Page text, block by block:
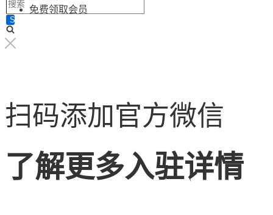
免费领取会员
扫码添加官方微信
了解更多入驻详情